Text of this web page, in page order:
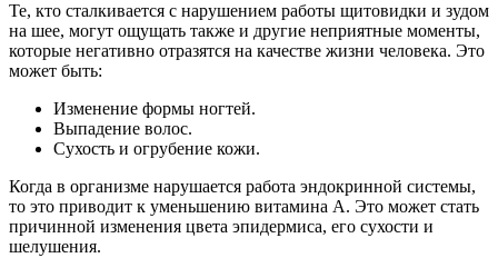
Те, кто сталкивается с нарушением работы щитовидки и зудом
на шее, могут ощущать также и другие неприятные моменты,
которые негативно отразятся на качестве жизни человека. Это
может быть:
Изменение формы ногтей.
Выпадение волос.
Сухость и огрубение кожи.
Когда в организме нарушается работа эндокринной системы,
то это приводит к уменьшению витамина А. Это может стать
причинной изменения цвета эпидермиса, его сухости и
шелушения.